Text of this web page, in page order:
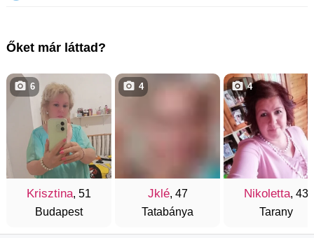
Őket már láttad?
Krisztina, 51
Budapest
6
Jklé, 47
Tatabánya
4
Nikoletta, 43
Tarany
4